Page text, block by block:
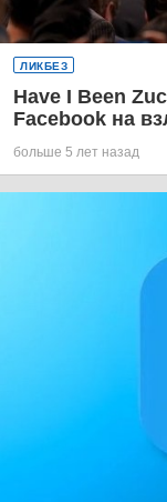
ЛИКБЕЗ
Have I Been
Facebook на
больше 5 лет назад